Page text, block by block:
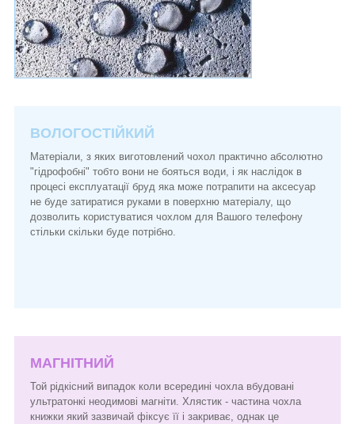
ВОЛОГОСТІЙКИЙ
Матеріали, з яких виготовлений чохол практично абсолютно
"гідрофобні" тобто вони не бояться води, і як наслідок в
процесі експлуатації бруд яка може потрапити на аксесуар
не буде затиратися руками в поверхню матеріалу, що
дозволить користуватися чохлом для Вашого телефону
стільки скільки буде потрібно.
МАГНІТНИЙ
Той рідкісний випадок коли всередині чохла вбудовані
ультратонкі неодимові магніти. Хлястик - частина чохла
книжки який зазвичай фіксує її і закриває, однак це